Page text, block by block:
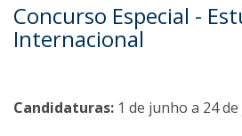
Concurso Especial -
Internacional
Candidaturas: 1 de junho a 24